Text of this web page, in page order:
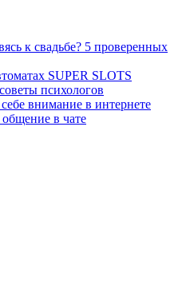
к свадьбе? 5 проверенных
SUPER SLOTS
психологов
внимание в интернете
в чате